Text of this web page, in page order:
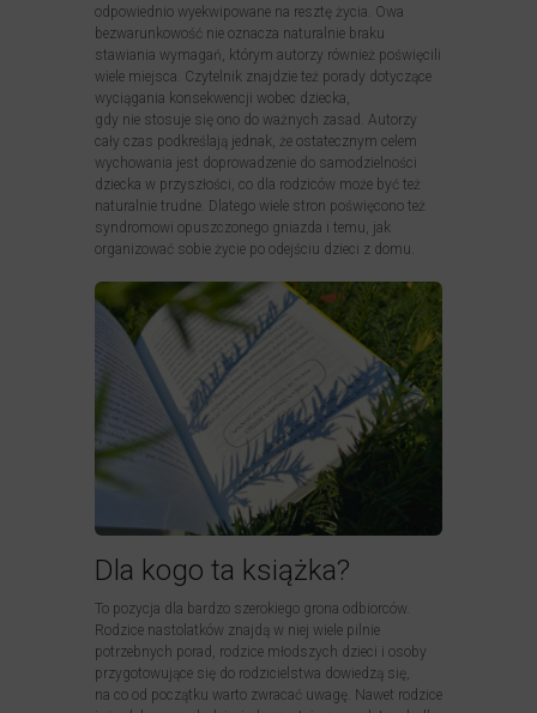
odpowiednio wyekwipowane na resztę życia. Owa
bezwarunkowość nie oznacza naturalnie braku
stawiania wymagań, którym autorzy również poświęcili
wiele miejsca. Czytelnik znajdzie też porady dotyczące
wyciągania konsekwencji wobec dziecka,
gdy nie stosuje się ono do ważnych zasad. Autorzy
cały czas podkreślają jednak, że ostatecznym celem
wychowania jest doprowadzenie do samodzielności
dziecka w przyszłości, co dla rodziców może być też
naturalnie trudne. Dlatego wiele stron poświęcono też
syndromowi opuszczonego gniazda i temu, jak
organizować sobie życie po odejściu dzieci z domu.
Dla kogo ta książka?
To pozycja dla bardzo szerokiego grona odbiorców.
Rodzice nastolatków znajdą w niej wiele pilnie
potrzebnych porad, rodzice młodszych dzieci i osoby
przygotowujące się do rodzicielstwa dowiedzą się,
na co od początku warto zwracać uwagę. Nawet rodzice